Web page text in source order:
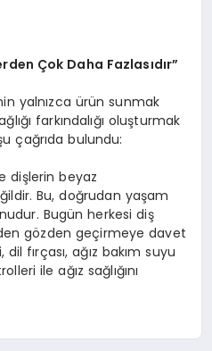
Çok Daha Fazlasıdır”
yalnızca ürün sunmak
farkındalığı oluşturmak
çağrıda bulundu:
dişlerin beyaz
Bu, doğrudan yaşam
Bugün herkesi diş
gözden geçirmeye davet
fırçası, ağız bakım suyu
ile ağız sağlığını